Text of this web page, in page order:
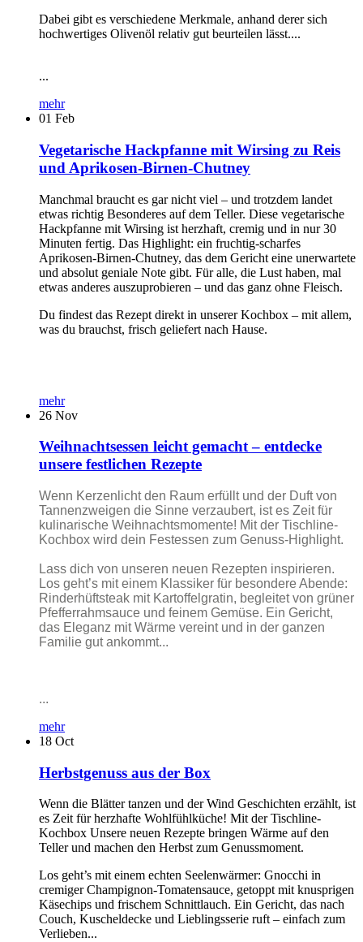
Dabei gibt es verschiedene Merkmale, anhand derer sich
hochwertiges Olivenöl relativ gut beurteilen lässt....
...
mehr
01 Feb
Vegetarische Hackpfanne mit Wirsing zu Reis
und Aprikosen-Birnen-Chutney
Manchmal braucht es gar nicht viel – und trotzdem landet
etwas richtig Besonderes auf dem Teller. Diese vegetarische
Hackpfanne mit Wirsing ist herzhaft, cremig und in nur 30
Minuten fertig. Das Highlight: ein fruchtig-scharfes
Aprikosen-Birnen-Chutney, das dem Gericht eine unerwartete
und absolut geniale Note gibt. Für alle, die Lust haben, mal
etwas anderes auszuprobieren – und das ganz ohne Fleisch.
Du findest das Rezept direkt in unserer Kochbox – mit allem,
was du brauchst, frisch geliefert nach Hause.
mehr
26 Nov
Weihnachtsessen leicht gemacht – entdecke
unsere festlichen Rezepte
Wenn Kerzenlicht den Raum erfüllt und der Duft von
Tannenzweigen die Sinne verzaubert, ist es Zeit für
kulinarische Weihnachtsmomente! Mit der Tischline-
Kochbox wird dein Festessen zum Genuss-Highlight.
Lass dich von unseren neuen Rezepten inspirieren.
Los geht’s mit einem Klassiker für besondere Abende:
Rinderhüftsteak mit Kartoffelgratin, begleitet von grüner
Pfefferrahmsauce und feinem Gemüse. Ein Gericht,
das Eleganz mit Wärme vereint und in der ganzen
Familie gut ankommt...
...
mehr
18 Oct
Herbstgenuss aus der Box
Wenn die Blätter tanzen und der Wind Geschichten erzählt, ist
es Zeit für herzhafte Wohlfühlküche! Mit der Tischline-
Kochbox Unsere neuen Rezepte bringen Wärme auf den
Teller und machen den Herbst zum Genussmoment.
Los geht’s mit einem echten Seelenwärmer: Gnocchi in
cremiger Champignon-Tomatensauce, getoppt mit knusprigen
Käsechips und frischem Schnittlauch. Ein Gericht, das nach
Couch, Kuscheldecke und Lieblingsserie ruft – einfach zum
Verlieben...